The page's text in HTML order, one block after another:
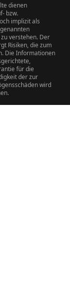
dienen
bzw.
implizit als
verstehen. Der
Risiken, die zum
Die Informationen
für die
der zur
wird